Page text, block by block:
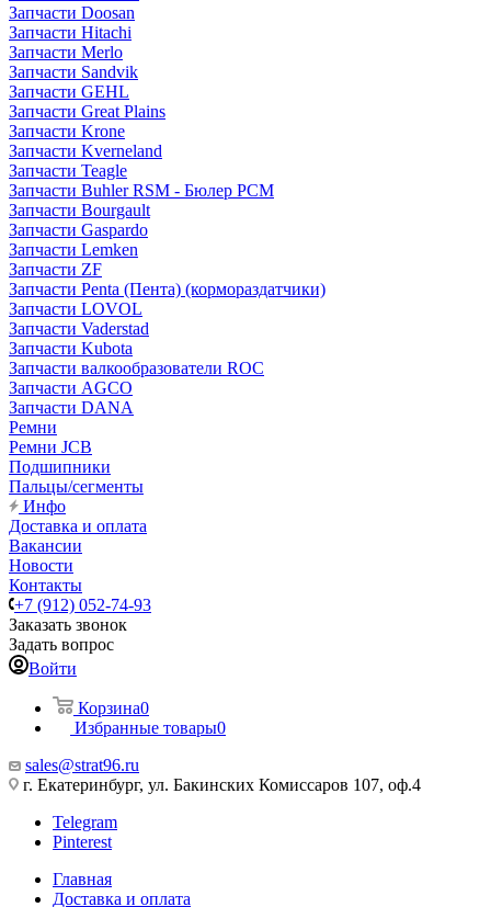
Запчасти Doosan
Запчасти Hitachi
Запчасти Merlo
Запчасти Sandvik
Запчасти GEHL
Запчасти Great Plains
Запчасти Krone
Запчасти Kverneland
Запчасти Teagle
Запчасти Buhler RSM - Бюлер РСМ
Запчасти Bourgault
Запчасти Gaspardo
Запчасти Lemken
Запчасти ZF
Запчасти Penta (Пента) (кормораздатчики)
Запчасти LOVOL
Запчасти Vaderstad
Запчасти Kubota
Запчасти валкообразователи ROC
Запчасти AGCO
Запчасти DANA
Ремни
Ремни JCB
Подшипники
Пальцы/сегменты
Инфо
Доставка и оплата
Вакансии
Новости
Контакты
+7 (912) 052-74-93
Заказать звонок
Задать вопрос
Войти
Корзина0
Избранные товары0
sales@strat96.ru
г. Екатеринбург, ул. Бакинских Комиссаров 107, оф.4
Telegram
Pinterest
Главная
Доставка и оплата